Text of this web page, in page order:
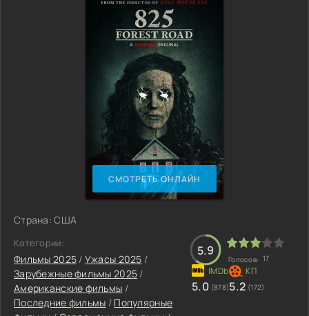
СМОТРЕТЬ ОНЛАЙН
Страна: США
Категории:
Фильмы 2025 / Ужасы 2025 /
Зарубежные фильмы 2025 /
Американские фильмы /
Последние фильмы / Популярные
5.9
Голосов: 17
5.0 (878)5.2 (172)